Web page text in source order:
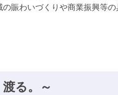
賑わいづくりや商業振興等
る。～